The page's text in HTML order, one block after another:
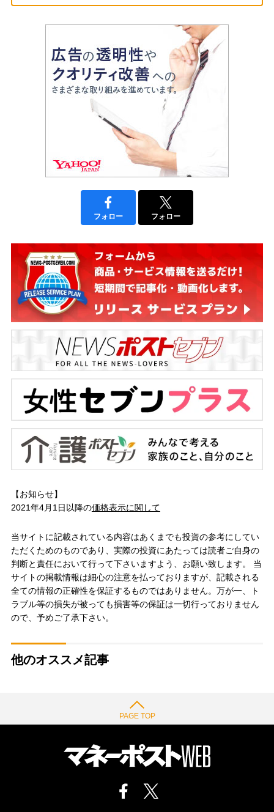
フォロー フォロー
【お知らせ】
2021年4月1日以降の価格表示に関して
当サイトに記載されている内容はあくまでも投資の参考にしてい
ただくためのものであり、実際の投資にあたっては読者ご自身の
判断と責任において行って下さいますよう、お願い致します。 当
サイトの掲載情報は細心の注意を払っておりますが、記載される
全ての情報の正確性を保証するものではありません。万が一、ト
ラブル等の損失が被っても損害等の保証は一切行っておりません
ので、予めご了承下さい。
他のオススメ記事
PAGE TOP